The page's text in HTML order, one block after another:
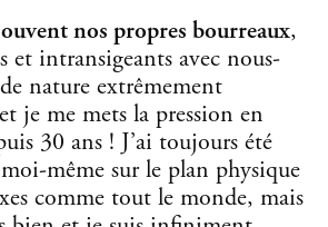
nos propres bourreaux,
et intransigeants avec nous-
nature extrêmement
je me mets la pression en
30 ans ! J’ai toujours été
même sur le plan physique
comme tout le monde, mais